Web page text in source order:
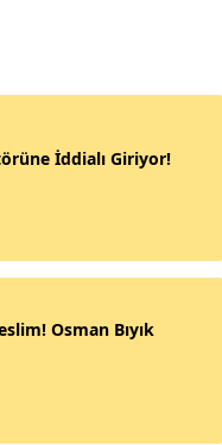
İddialı Giriyor!
Osman Bıyık